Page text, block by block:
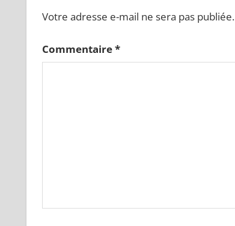
Votre adresse e-mail ne sera pas publiée.
Commentaire*